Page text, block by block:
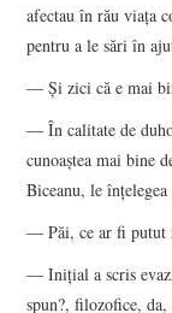
afectau în rău viaţa
pentru a le sări în
― Şi zici că e mai
― În calitate de
cunoaştea mai bine
Biceanu, le
― Păi, ce ar fi putut
― Iniţial a scris
spun?, filozofice,